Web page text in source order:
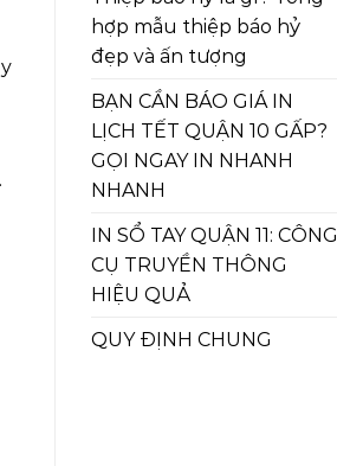
hợp mẫu thiệp báo hỷ
đẹp và ấn tượng
BẠN CẦN BÁO GIÁ IN
LỊCH TẾT QUẬN 10 GẤP?
GỌI NGAY IN NHANH
NHANH
IN SỔ TAY QUẬN 11: CÔNG
CỤ TRUYỀN THÔNG
HIỆU QUẢ
QUY ĐỊNH CHUNG